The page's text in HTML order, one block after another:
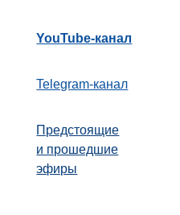
YouTube-канал
Telegram-канал
Предстоящие
и прошедшие
эфиры